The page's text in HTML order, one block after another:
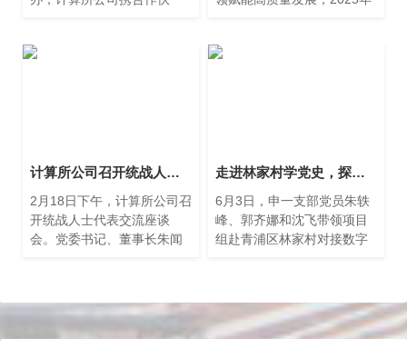
中展示医疗数据敏捷制造能
易集团联合开展党建与业务
计算所公司召开统战人士代表交流座谈会
2月18日下午，计算所公司召
开统战人士代表交流座谈
会。党委书记、董事长朱闻
次会议。会议由党委办公室
副主任黄宇青主持。
走进林家村学党史，探索以党建推动乡村振兴数字化发展
6月3日，申一支部党员朱轶
峰、郭齐娜和沈飞带领项目
组赴青浦区林家村对接数字